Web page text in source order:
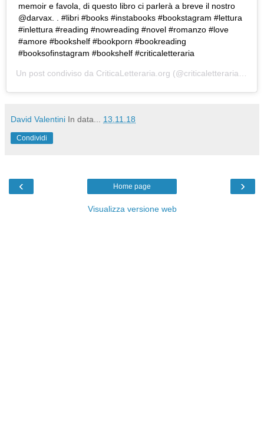
memoir e favola, di questo libro ci parlerà a breve il nostro
@darvax. . #libri #books #instabooks #bookstagram #lettura
#inlettura #reading #nowreading #novel #romanzo #love
#amore #bookshelf #bookporn #bookreading
#booksofinstagram #bookshelf #criticaletteraria
Un post condiviso da CriticaLetteraria.org (@criticaletteraria) in data:
David Valentini In data... 13.11.18
Condividi
‹ ›
Home page
Visualizza versione web